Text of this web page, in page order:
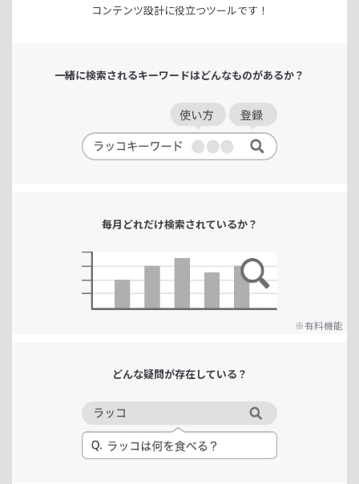
コンテンツ設計に役立つツールです！
一緒に検索されるキーワードはどんなものがあるか？
毎月どれだけ検索されているか？
※有料機能
どんな疑問が存在している？